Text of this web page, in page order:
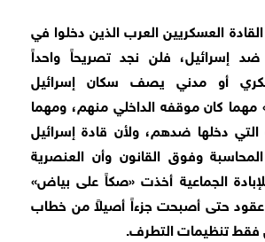
العسكريين العرب الذين دخلوا في
إسرائيل، فلن نجد تصريحاً واحداً
أو مدني يصف سكان إسرائيل
مهما كان موقفه الداخلي منهم، ومهما
دخلها ضدهم، ولأن قادة إسرائيل
وفوق القانون وأن العنصرية
الجماعية أخذت «صكاً على بياض»
عقود حتى أصبحت جزءاً أصيلاً من خطاب
تنظيمات التطرف.